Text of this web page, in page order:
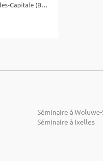
Saint-Gilles - Bruxelles-Capitale (BRU)
Séminaire à
Séminaire à Ixelles